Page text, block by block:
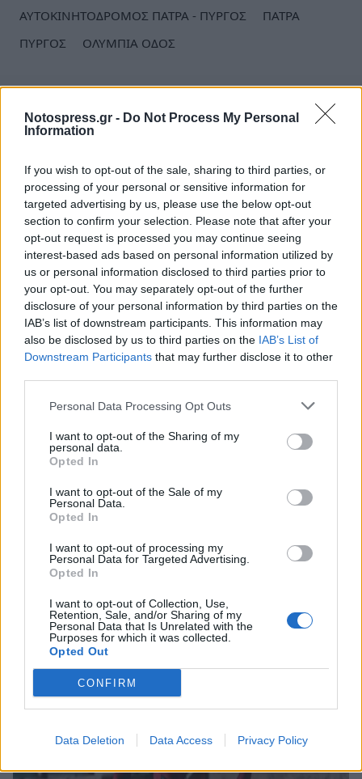
Notospress.gr - Do Not Process My Personal
Information
If you wish to opt-out of the sale, sharing to third parties, or
processing of your personal or sensitive information for
targeted advertising by us, please use the below opt-out
section to confirm your selection. Please note that after your
opt-out request is processed you may continue seeing
interest-based ads based on personal information utilized by
us or personal information disclosed to third parties prior to
your opt-out. You may separately opt-out of the further
disclosure of your personal information by third parties on the
IAB’s list of downstream participants. This information may
also be disclosed by us to third parties on the IAB’s List of
Downstream Participants that may further disclose it to other
Personal Data Processing Opt Outs
I want to opt-out of the Sharing of my
personal data.
Opted In
I want to opt-out of the Sale of my
Personal Data.
Opted In
I want to opt-out of processing my
Personal Data for Targeted Advertising.
Opted In
I want to opt-out of Collection, Use,
Retention, Sale, and/or Sharing of my
Personal Data that Is Unrelated with the
Purposes for which it was collected.
Opted Out
CONFIRM
Data Deletion Data Access Privacy Policy
ΑΥΤΟΚΙΝΗΤΟΔΡΟΜΟΣ ΠΑΤΡΑ - ΠΥΡΓΟΣ
ΠΑΤΡΑ
ΠΥΡΓΟΣ
ΟΛΥΜΠΙΑ ΟΔΟΣ
Σχετικά Άρθρα